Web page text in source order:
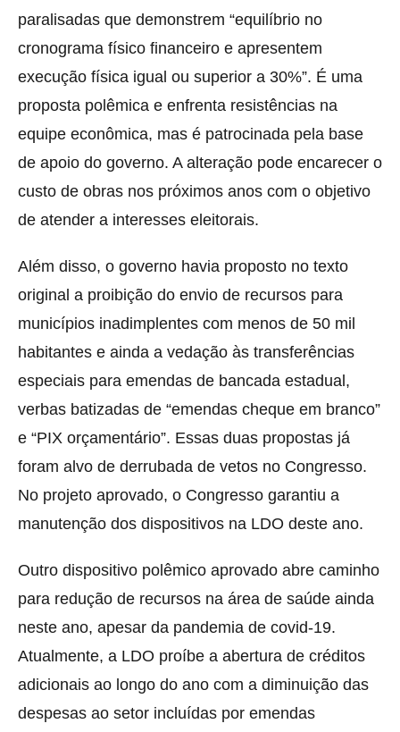
paralisadas que demonstrem “equilíbrio no
cronograma físico financeiro e apresentem
execução física igual ou superior a 30%”. É uma
proposta polêmica e enfrenta resistências na
equipe econômica, mas é patrocinada pela base
de apoio do governo. A alteração pode encarecer o
custo de obras nos próximos anos com o objetivo
de atender a interesses eleitorais.
Além disso, o governo havia proposto no texto
original a proibição do envio de recursos para
municípios inadimplentes com menos de 50 mil
habitantes e ainda a vedação às transferências
especiais para emendas de bancada estadual,
verbas batizadas de “emendas cheque em branco”
e “PIX orçamentário”. Essas duas propostas já
foram alvo de derrubada de vetos no Congresso.
No projeto aprovado, o Congresso garantiu a
manutenção dos dispositivos na LDO deste ano.
Outro dispositivo polêmico aprovado abre caminho
para redução de recursos na área de saúde ainda
neste ano, apesar da pandemia de covid-19.
Atualmente, a LDO proíbe a abertura de créditos
adicionais ao longo do ano com a diminuição das
despesas ao setor incluídas por emendas